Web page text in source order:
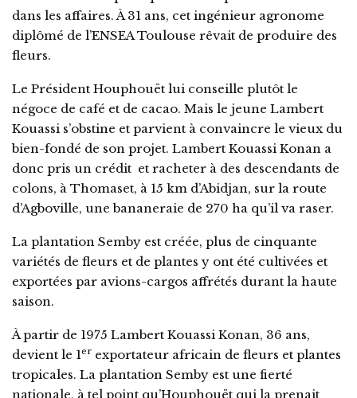
dans les affaires. À 31 ans, cet ingénieur agronome
diplômé de l’ENSEA Toulouse rêvait de produire des
fleurs.
Le Président Houphouët lui conseille plutôt le
négoce de café et de cacao. Mais le jeune Lambert
Kouassi s’obstine et parvient à convaincre le vieux du
bien-fondé de son projet. Lambert Kouassi Konan a
donc pris un crédit et racheter à des descendants de
colons, à Thomaset, à 15 km d’Abidjan, sur la route
d’Agboville, une bananeraie de 270 ha qu’il va raser.
La plantation Semby est créée, plus de cinquante
variétés de fleurs et de plantes y ont été cultivées et
exportées par avions-cargos affrétés durant la haute
saison.
À partir de 1975 Lambert Kouassi Konan, 36 ans,
devient le 1er exportateur africain de fleurs et plantes
tropicales. La plantation Semby est une fierté
nationale, à tel point qu’Houphouët qui la prenait